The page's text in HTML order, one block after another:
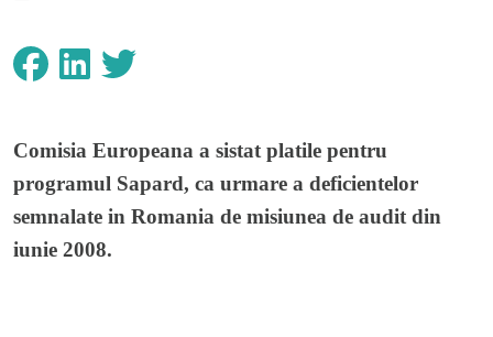
Comisia Europeana a sistat platile pentru
programul Sapard, ca urmare a deficientelor
semnalate in Romania de misiunea de audit din
iunie 2008.